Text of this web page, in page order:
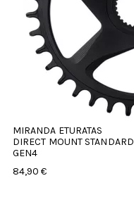
MIRANDA ETURATAS
DIRECT MOUNT STANDARD
GEN4
84,90 €